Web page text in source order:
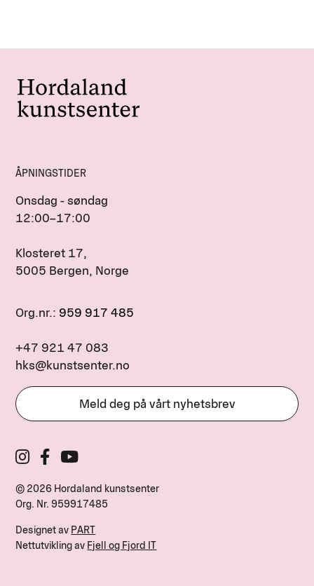
ÅPNINGSTIDER
Onsdag - søndag
12:00–17:00
Klosteret 17,
5005 Bergen, Norge
Org.nr.: 959 917 485
+47 921 47 083
hks@kunstsenter.no
Meld deg på vårt nyhetsbrev
© 2026 Hordaland kunstsenter
Org. Nr. 959917485
Designet av PART
Nettutvikling av Fjell og Fjord IT